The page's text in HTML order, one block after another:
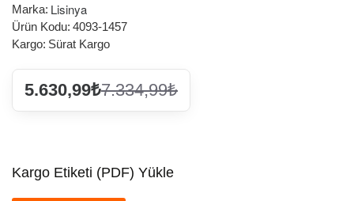
Marka: Lisinya
Ürün Kodu: 4093-1457
Kargo: Sürat Kargo
5.630,99₺7.334,99₺
Kargo Etiketi (PDF) Yükle